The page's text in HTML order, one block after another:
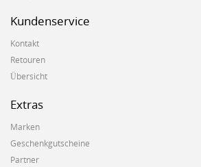
Kundenservice
Kontakt
Retouren
Übersicht
Extras
Marken
Geschenkgutscheine
Partner